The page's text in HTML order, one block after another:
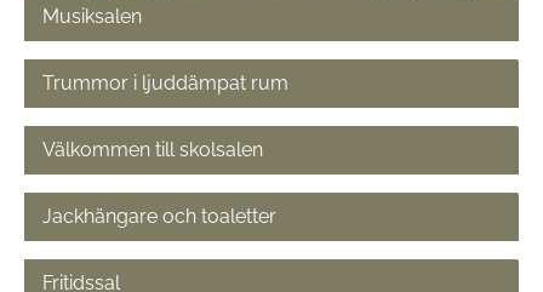
Musiksalen
Trummor i ljuddämpat rum
Välkommen till skolsalen
Jackhängare och toaletter
Fritidssal